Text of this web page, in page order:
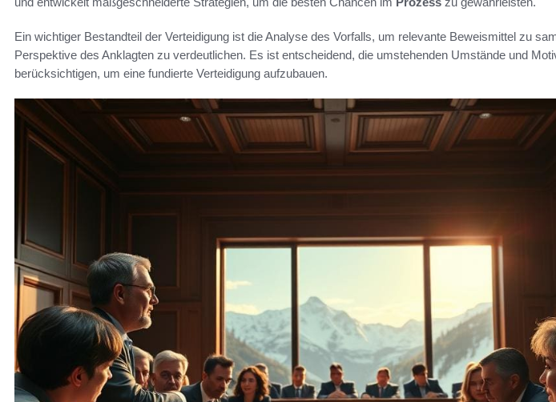
Ein wichtiger Bestandteil der Verteidigung ist die Analyse des Vorfalls, um relevante Beweismittel zu
Perspektive des Anklagten zu verdeutlichen. Es ist entscheidend, die umstehenden Umstände und
berücksichtigen, um eine fundierte Verteidigung aufzubauen.